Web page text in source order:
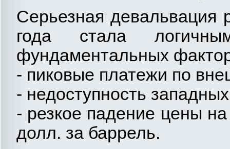
Серьезная девальвация
года стала
фундаментальных
- пиковые платежи по
- недоступность
- резкое падение цены
долл. за баррель.